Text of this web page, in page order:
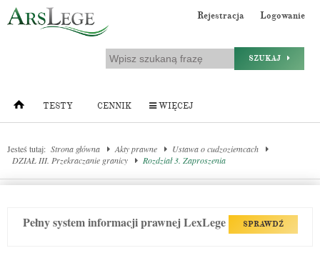
Rejestracja Logowanie
SZUKAJ
TESTY CENNIK WIĘCEJ
Jesteś tutaj: Strona główna Akty prawne
Ustawa o cudzoziemcach
DZIAŁ III. Przekraczanie granicy
Rozdział 3. Zaproszenia
Pełny system informacji prawnej LexLege SPRAWDŹ